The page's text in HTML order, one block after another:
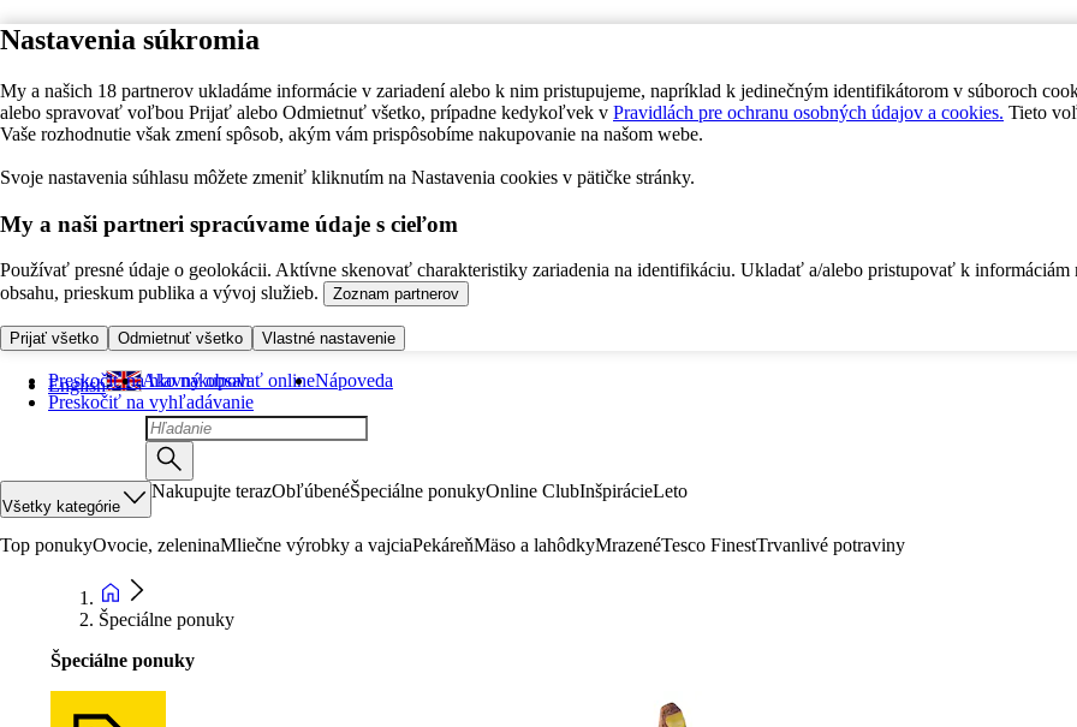
Nastavenia súkromia
My a našich 18 partnerov ukladáme informácie v zariadení alebo k nim pristupujeme, napríklad k jedinečným identifikátorom v súboroch
alebo spravovať voľbou Prijať alebo Odmietnuť všetko, prípadne kedykoľvek v Pravidlách pre ochranu osobných údajov a cookies. Tieto
Vaše rozhodnutie však zmení spôsob, akým vám prispôsobíme nakupovanie na našom webe.
Svoje nastavenia súhlasu môžete zmeniť kliknutím na Nastavenia cookies v pätičke stránky.
My a naši partneri spracúvame údaje s cieľom
Používať presné údaje o geolokácii. Aktívne skenovať charakteristiky zariadenia na identifikáciu. Ukladať a/alebo pristupovať k informáciám
obsahu, prieskum publika a vývoj služieb.
Zoznam partnerov
Prijať všetko Odmietnuť všetko Vlastné nastavenie
Preskočiť na hlavný obsah
Preskočiť na vyhľadávanie
English Ako nakupovať onlineNápoveda
Všetky kategórie
Nakupujte terazObľúbenéŠpeciálne ponukyOnline ClubInšpirácieLeto
Top ponukyOvocie, zeleninaMliečne výrobky a vajciaPekáreňMäso a lahôdkyMrazenéTesco FinestTrvanlivé potraviny
Špeciálne ponuky
Špeciálne ponuky